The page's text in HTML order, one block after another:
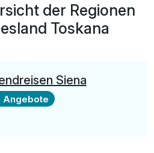
der Regionen
Toskana
Siena
Angebote